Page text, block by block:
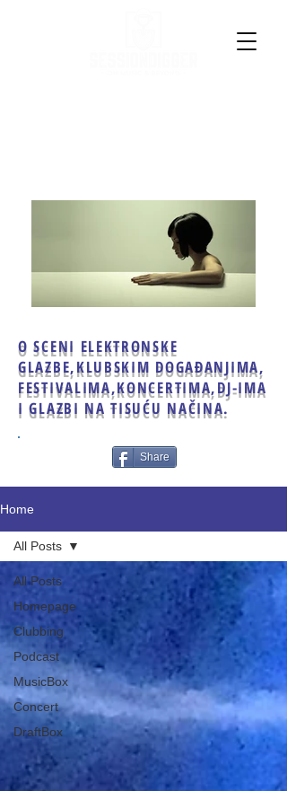
O SCENI ELEKTRONSKE
GLAZBE,KLUBSKIM DOGAĐANJIMA,
FESTIVALIMA,KONCERTIMA,DJ-IMA
I GLAZBI NA TISUĆU NAČINA.
Share
Home
All Posts
Homepage
Clubbing
Podcast
MusicBox
Concert
DraftBox
All Posts